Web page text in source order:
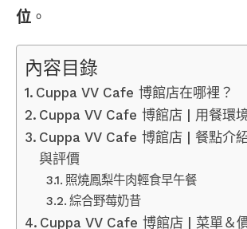
位 。
內容目錄
Cuppa VV Cafe 博館店在哪裡？
Cuppa VV Cafe 博館店 | 用餐環
Cuppa VV Cafe 博館店 | 餐點介
與評價
照燒鳳梨牛肉輕食早午餐
綜合野莓奶昔
Cuppa VV Cafe 博館店 | 菜單＆